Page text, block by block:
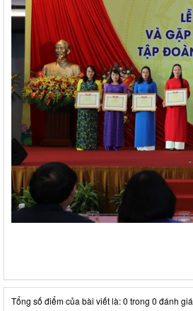
Tổng số điểm của bài viết là: 0 trong 0 đánh giá